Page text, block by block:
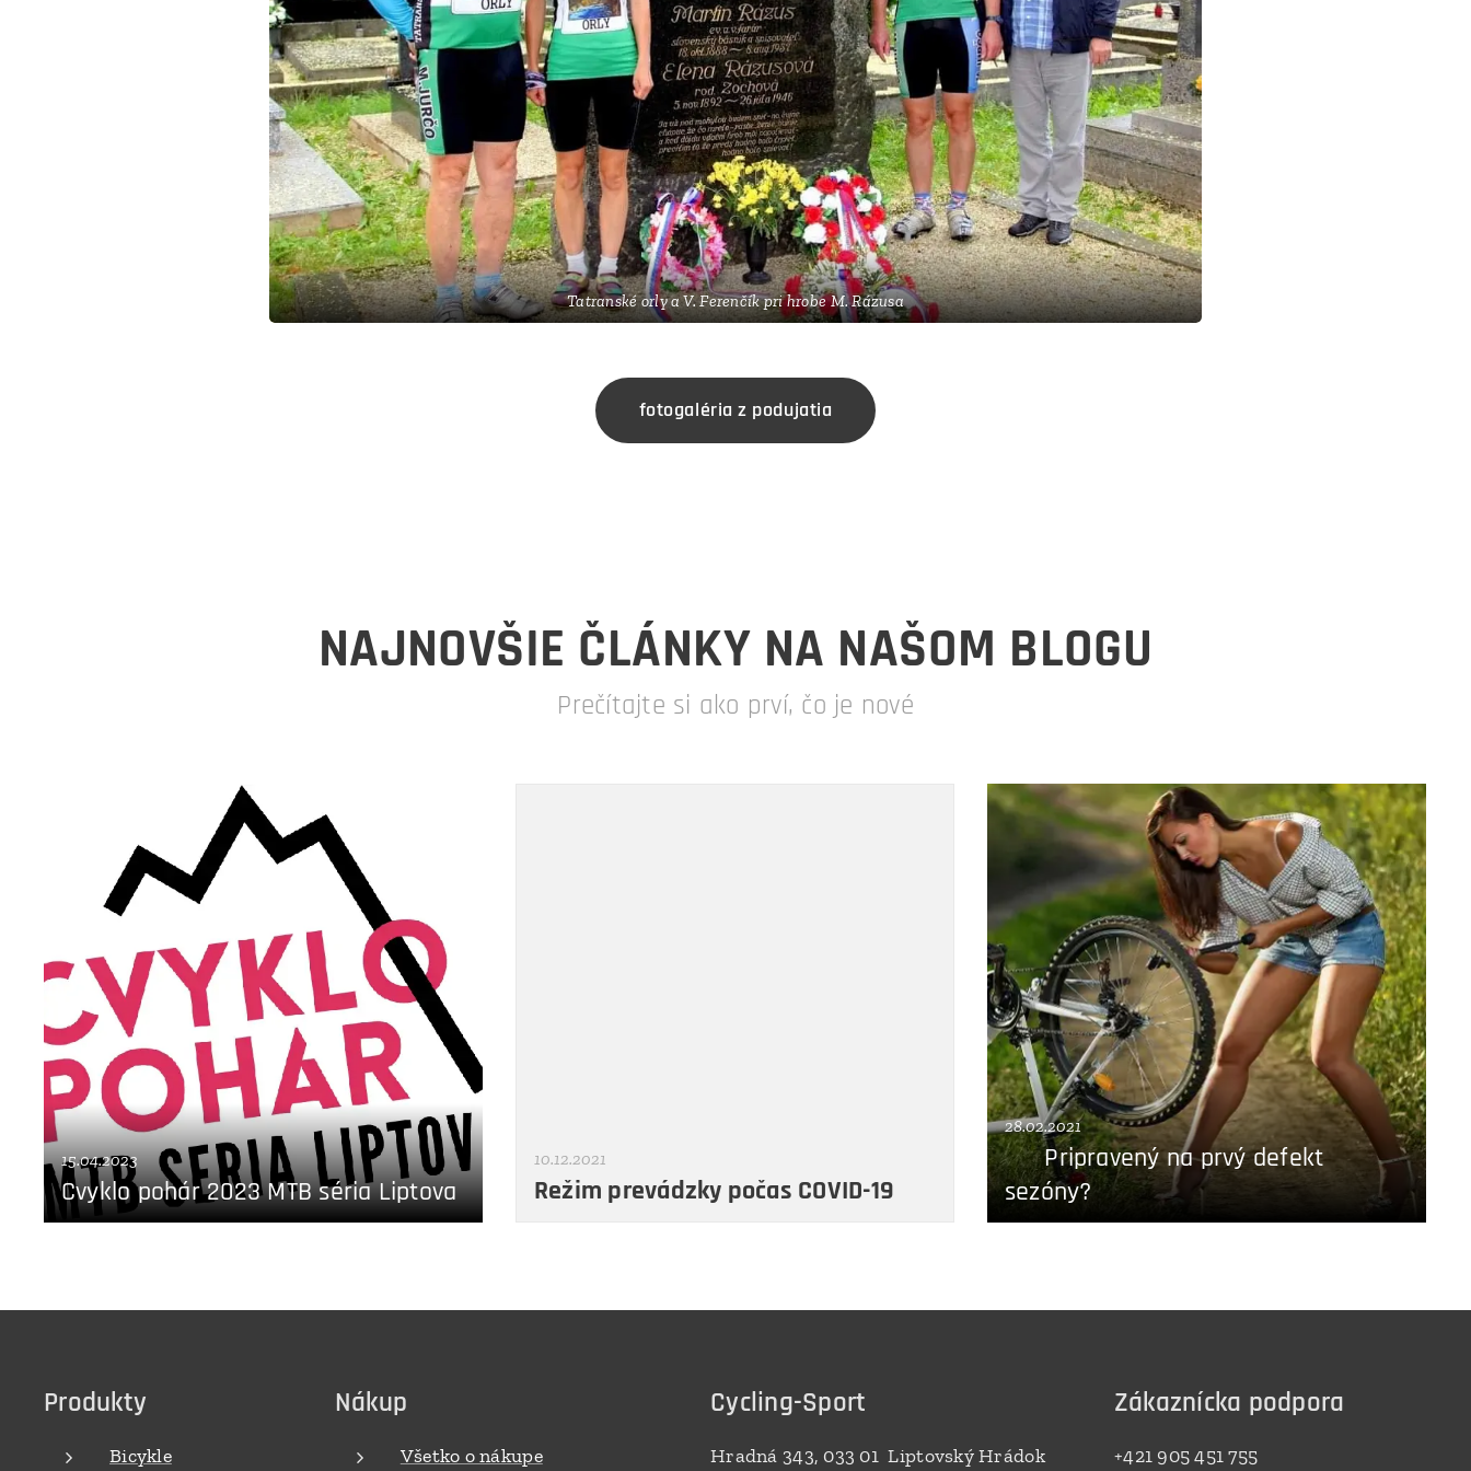
Tatranské orly a V. Ferenčík pri hrobe M. Rázusa
fotogaléria z podujatia
NAJNOVŠIE ČLÁNKY NA NAŠOM BLOGU
Prečítajte si ako prví, čo je nové
15.04.2023
Cvyklo pohár 2023 MTB séria Liptova
10.12.2021
Režim prevádzky počas COVID-19
28.02.2021
☝️ Pripravený na prvý defekt
sezóny?
Produkty
Bicykle
Nákup
Všetko o nákupe
Cycling-Sport
Hradná 343, 033 01 Liptovský Hrádok
Zákaznícka podpora
+421 905 451 755